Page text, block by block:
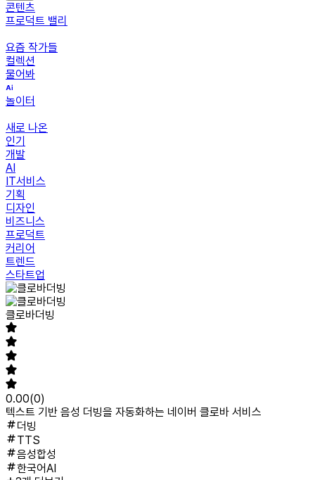
콘텐츠
프로덕트 밸리
요즘 작가들
컬렉션
물어봐
놀이터
새로 나온
인기
개발
AI
IT서비스
기획
디자인
비즈니스
프로덕트
커리어
트렌드
스타트업
클로바더빙
0.00(0)
텍스트 기반 음성 더빙을 자동화하는 네이버 클로바 서비스
더빙
TTS
음성합성
한국어AI